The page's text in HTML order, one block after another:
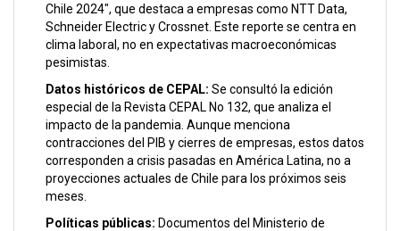
Chile 2024", que destaca a empresas como NTT Data,
Schneider Electric y Crossnet. Este reporte se centra en
clima laboral, no en expectativas macroeconómicas
pesimistas.
Datos históricos de CEPAL: Se consultó la edición
especial de la Revista CEPAL No 132, que analiza el
impacto de la pandemia. Aunque menciona
contracciones del PIB y cierres de empresas, estos datos
corresponden a crisis pasadas en América Latina, no a
proyecciones actuales de Chile para los próximos seis
meses.
Políticas públicas: Documentos del Ministerio de